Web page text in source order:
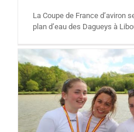
La Coupe de France d’aviron
plan d’eau des Dagueys à